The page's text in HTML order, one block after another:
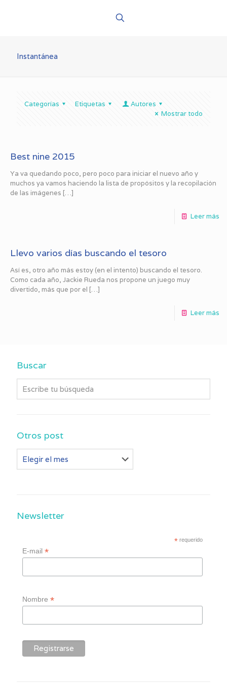
Instantánea
Categorías Etiquetas
Autores
Mostrar todo
Best nine 2015
Ya va quedando poco, pero poco para iniciar el nuevo año y
muchos ya vamos haciendo la lista de propósitos y la recopilación
de las imágenes […]
Leer más
Llevo varios días buscando el tesoro
Así es, otro año más estoy (en el intento) buscando el tesoro.
Como cada año, Jackie Rueda nos propone un juego muy
divertido, más que por el […]
Leer más
Buscar
Otros post
post
Newsletter
* requerido
E-mail*
Nombre*